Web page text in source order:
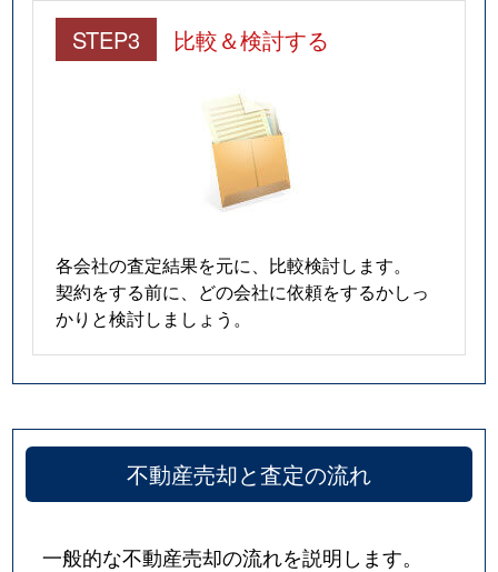
STEP3 比較＆検討する
各会社の査定結果を元に、比較検討します。
契約をする前に、どの会社に依頼をするかしっ
かりと検討しましょう。
不動産売却と査定の流れ
一般的な不動産売却の流れを説明します。